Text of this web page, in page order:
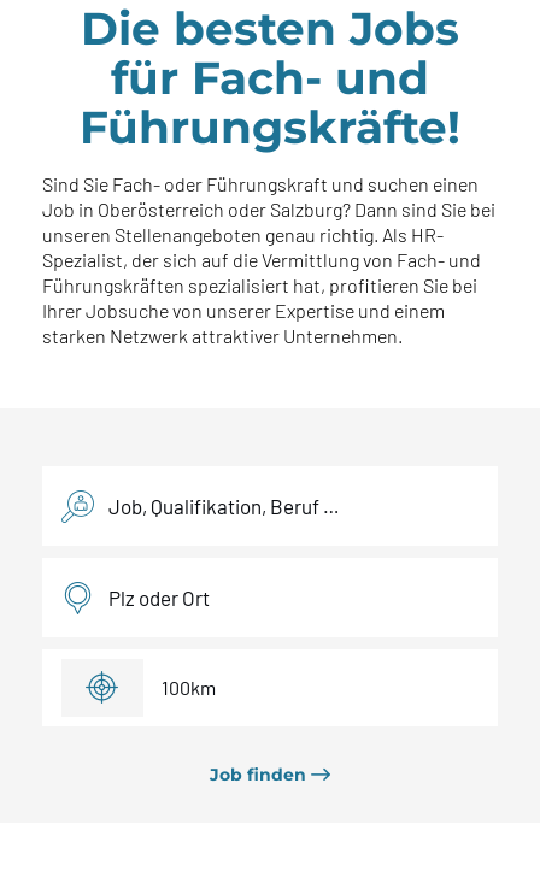
Die besten Jobs
für Fach- und
Führungskräfte!
Sind Sie Fach- oder Führungskraft und suchen einen
Job in Oberösterreich oder Salzburg? Dann sind Sie bei
unseren Stellenangeboten genau richtig. Als HR-
Spezialist, der sich auf die Vermittlung von Fach- und
Führungskräften spezialisiert hat, profitieren Sie bei
Ihrer Jobsuche von unserer Expertise und einem
starken Netzwerk attraktiver Unternehmen.
Filter
100km
Job finden